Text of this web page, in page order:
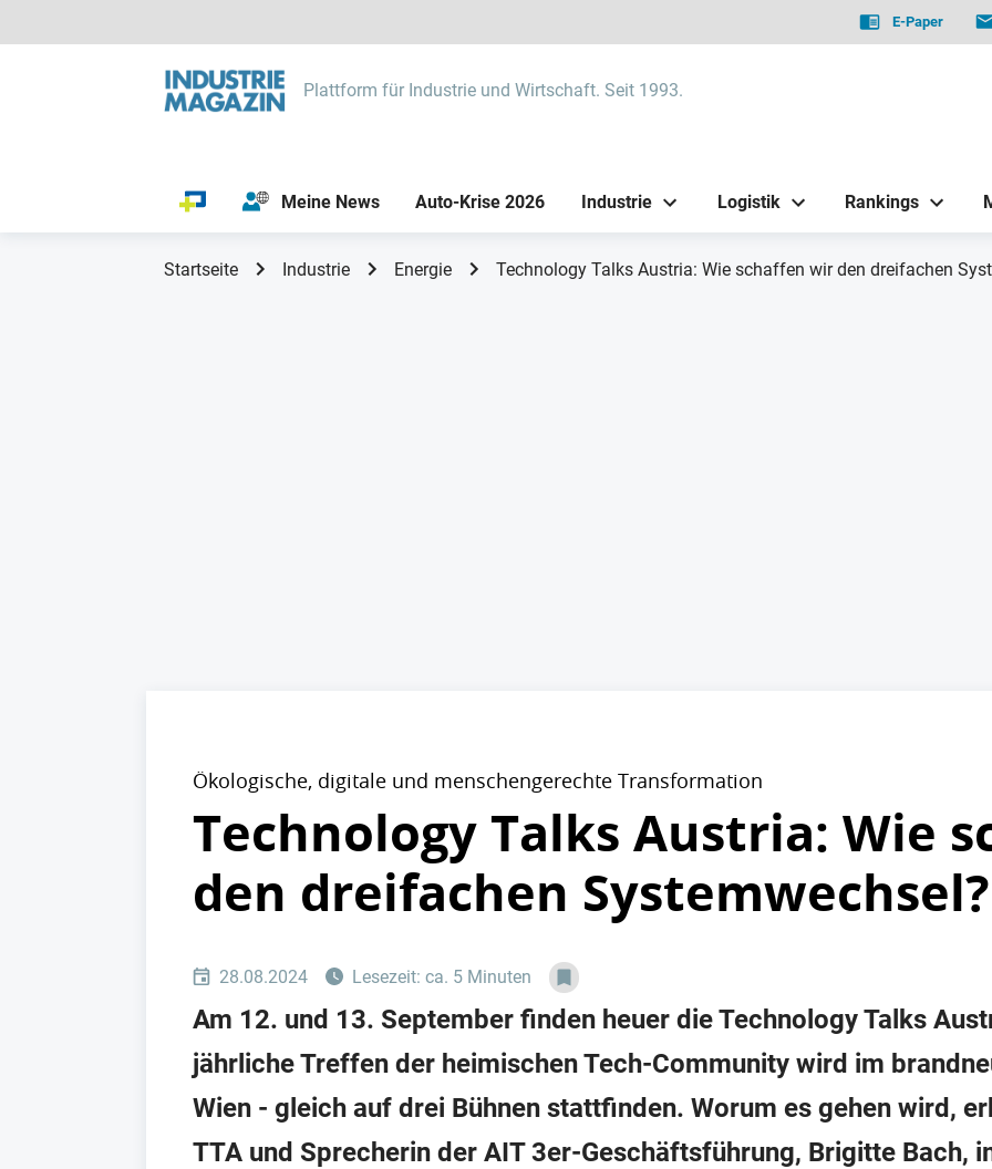
E-Paper
Plattform für Industrie und Wirtschaft. Seit 1993.
Meine News Auto-Krise 2026 Industrie Logistik Rankings
Startseite Industrie Energie Technology Talks Austria: Wie schaffen wir den dreifachen
Ökologische, digitale und menschengerechte Transformation
Technology Talks Austria: Wie
den dreifachen Systemwechsel?
28.08.2024 Lesezeit: ca. 5 Minuten
Am 12. und 13. September finden heuer die Technology Talks
jährliche Treffen der heimischen Tech-Community wird im
Wien - gleich auf drei Bühnen stattfinden. Worum es gehen wird,
TTA und Sprecherin der AIT 3er-Geschäftsführung, Brigitte Bach,